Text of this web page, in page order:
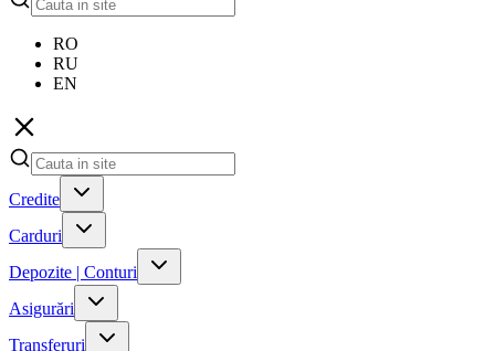
RO
RU
EN
Credite
Carduri
Depozite | Conturi
Asigurări
Transferuri